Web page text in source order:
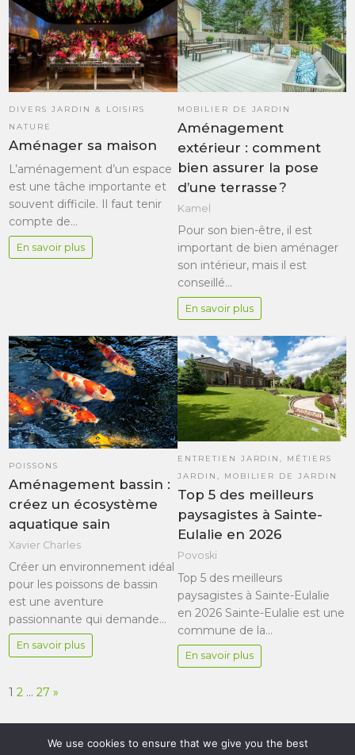
DIVERS JARDIN & LOISIRS
NATURE
Aménager sa maison
L’aménagement d’un espace
est une tâche importante et
souvent difficile. Il faut tenir
compte de…
En savoir plus
MOBILIER DE JARDIN
Aménagement
extérieur : comment
bien assurer la pose
d’une terrasse ?
Kamel
Pour son bien-être, il est
important de bien aménager
son intérieur, mais il est
conseillé…
En savoir plus
POISSONS
Aménagement bassin :
créez un écosystème
aquatique sain
Xavier Charles
Créer un environnement idéal
pour les poissons de bassin
est une aventure
passionnante qui demande…
En savoir plus
ENTRETIEN JARDIN,
MÉTIERS
JARDIN , MOBILIER DE JARDIN
Top 5 des meilleurs
paysagistes à Sainte-
Eulalie en 2026
Povoski
Top 5 des meilleurs
paysagistes à Sainte-Eulalie
en 2026 Sainte-Eulalie est une
commune de la…
En savoir plus
Page:
1 2 … 27 Next
»
We use cookies to ensure that we give you the best